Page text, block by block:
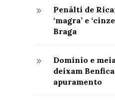
9
Penálti de
‘magra’ e
Braga
9
Domínio e
deixam
apuramento